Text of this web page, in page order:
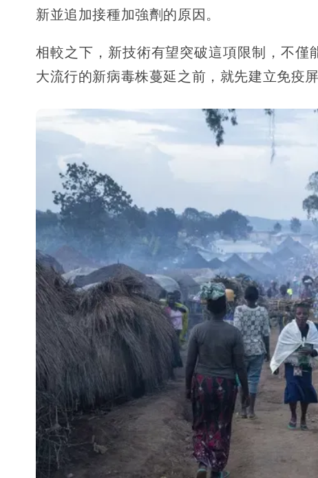
新並追加接種加強劑的原因。
相較之下，新技術有望突破這項限制，不
大流行的新病毒株蔓延之前，就先建立免疫屏